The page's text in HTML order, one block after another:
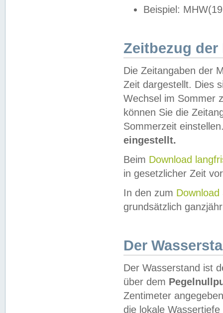
Beispiel:
Zeitbezug der
Die Zeitangaben der
Zeit dargestellt. Dies
Wechsel im Sommer
können Sie die
Sommerzeit
eingestellt.
Beim Download
in gesetzlicher Zeit
In den zum Download
grundsätzlich
Der
Der Wasserstand ist
über dem
Zentimeter
die lokale